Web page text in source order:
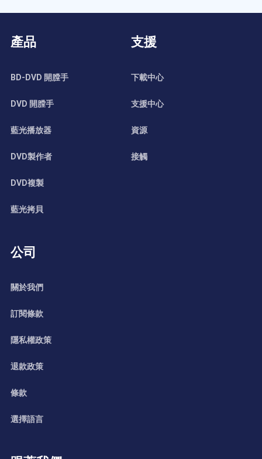
產品
BD-DVD 開膛手
DVD 開膛手
藍光播放器
DVD製作者
DVD複製
藍光拷貝
支援
下載中心
支援中心
資源
接觸
公司
關於我們
訂閱條款
隱私權政策
退款政策
條款
選擇語言